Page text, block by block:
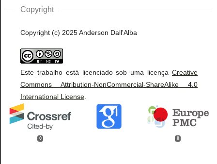
Copyright
Copyright (c) 2025 Anderson Dall'Alba
Este trabalho está licenciado sob uma licença Creative
Commons Attribution-NonCommercial-ShareAlike 4.0
International License
0 0